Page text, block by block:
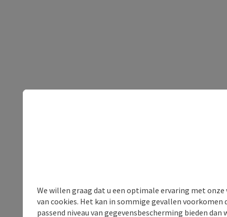
We willen graag dat u een optimale ervaring met
van cookies. Het kan in sommige gevallen voorkomen
passend niveau van gegevensbescherming bieden